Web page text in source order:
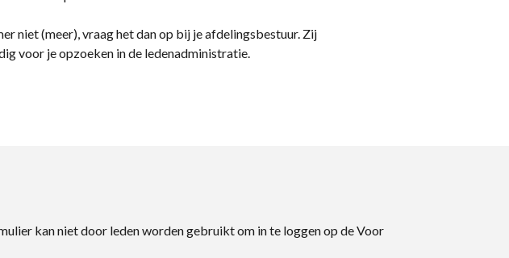
niet (meer), vraag het dan op bij je afdelingsbestuur. Zij
voor je opzoeken in de ledenadministratie.
kan niet door leden worden gebruikt om in te loggen op de Voor